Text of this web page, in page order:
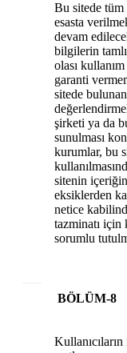
Bu sitede
esasta
devam
bilgilerin
olası
garanti
sitede
şirketi ya da
sunulması
kurumlar, bu
sitenin
eksiklerden
netice
tazminatı
sorumlu
BÖLÜM-8